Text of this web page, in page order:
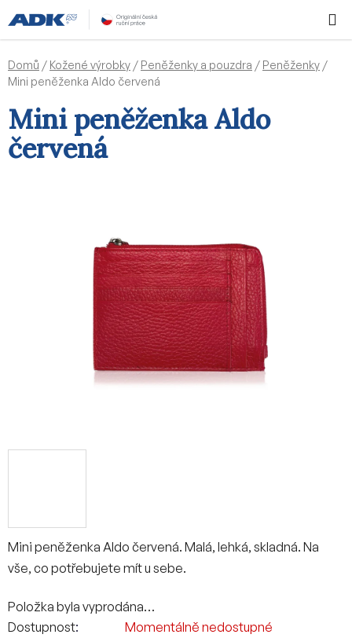
na
obsah
KOŠÍK
Domů / Kožené výrobky / Peněženky a pouzdra / Peněženky /
Mini peněženka Aldo červená
Mini peněženka Aldo červená. Malá, lehká, skladná. Na
vše, co potřebujete mít u sebe.
Položka byla vyprodána…
Dostupnost
Momentálně nedostupné
Mini peněženka Aldo
červená